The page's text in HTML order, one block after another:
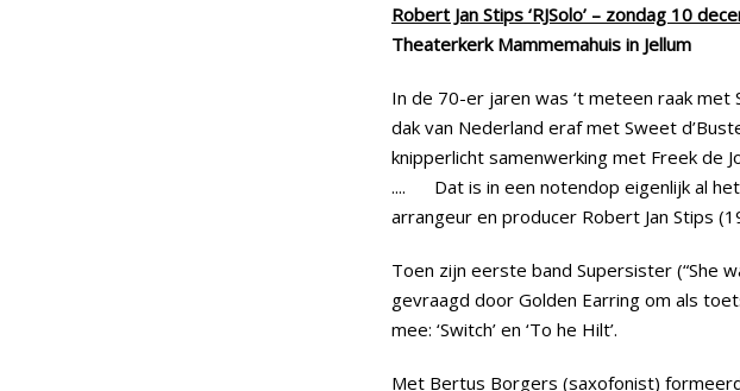
Robert Jan Stips ‘RJSolo’ – zondag 10
Theaterkerk Mammemahuis in Jellum
In de 70-er jaren was ‘t meteen raak
dak van Nederland eraf met Sweet
knipperlicht samenwerking met Freek de
.... Dat is in een notendop eigenlijk al het
arrangeur en producer Robert Jan Stips
Toen zijn eerste band Supersister (“She
gevraagd door Golden Earring om als
mee: ‘Switch’ en ‘To he Hilt’.
Met Bertus Borgers (saxofonist)